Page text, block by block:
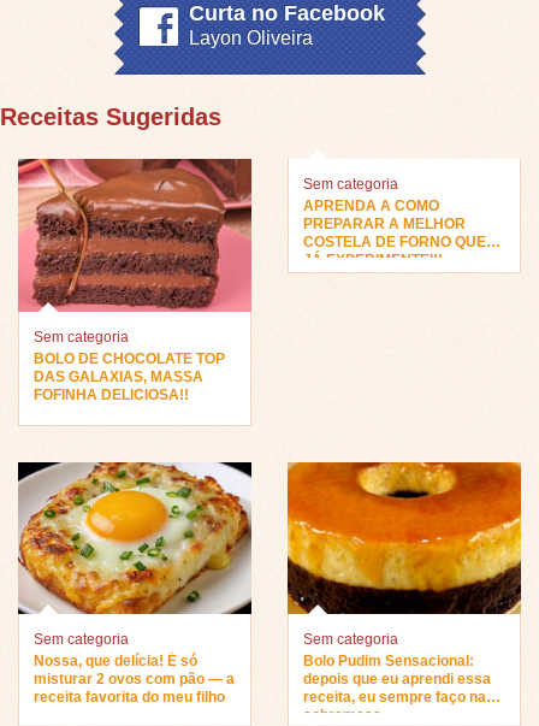
Curta no Facebook
Layon Oliveira
Receitas Sugeridas
Sem categoria
BOLO DE CHOCOLATE TOP
DAS GALAXIAS, MASSA
FOFINHA DELICIOSA!!
Sem categoria
APRENDA A COMO
PREPARAR A MELHOR
COSTELA DE FORNO QUE
JÁ EXPERIMENTEI!!
Sem categoria
Nossa, que delícia! É só
misturar 2 ovos com pão — a
receita favorita do meu filho
Sem categoria
Bolo Pudim Sensacional:
depois que eu aprendi essa
receita, eu sempre faço na
sobremesa…